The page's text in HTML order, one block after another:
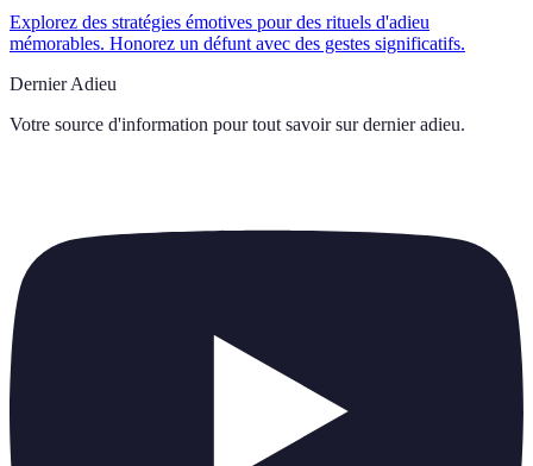
Explorez des stratégies émotives pour des rituels d'adieu
mémorables. Honorez un défunt avec des gestes significatifs.
Dernier Adieu
Votre source d'information pour tout savoir sur dernier adieu.